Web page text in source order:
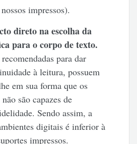
impressos).
direto na escolha da
para o corpo de texto.
para dar
à leitura, possuem
em sua forma que os
são capazes de
Sendo assim, a
digitais é inferior à
impressos.